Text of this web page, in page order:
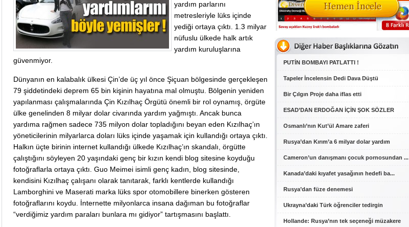
yardım parlarını
metresleriyle lüks içinde
yediği ortaya çıktı. 1.3 milyar
nüfuslu ülkede halk artık
yardım kuruluşlarına
güvenmiyor.
Dünyanın en kalabalık ülkesi Çin’de üç yıl önce Şiçuan bölgesinde gerçekleşen
79 şiddetindeki deprem 65 bin kişinin hayatına mal olmuştu. Bölgenin yeniden
yapılanması çalışmalarında Çin Kızılhaç Örgütü önemli bir rol oynamış, örgüte
ülke genelinden 8 milyar dolar civarında yardım yağmıştı. Ancak bunca
yardıma rağmen sadece 735 milyon dolar topladığını beyan eden Kızılhaç’ın
yöneticilerinin milyarlarca doları lüks içinde yaşamak için kullandığı ortaya çıktı.
Halkın üçte birinin internet kullandığı ülkede Kızılhaç’ın skandalı, örgütte
çalıştığını söyleyen 20 yaşındaki genç bir kızın kendi blog sitesine koyduğu
fotoğraflarla ortaya çıktı. Guo Meimei isimli genç kadın, blog sitesinde,
kendisini Kızılhaç çalışanı olarak tanıtarak, farklı kentlerde kullandığı
Lamborghini ve Maserati marka lüks spor otomobillere binerken gösteren
fotoğraflarını koydu. İnternette milyonlarca insana dağıman bu fotoğraflar
“verdiğimiz yardım paraları bunlara mı gidiyor” tartışmasını başlattı.
PUTİN BOMBAYI PATLATTI !
Tapeler İncelensin Dedi Dava Düştü
Bir Çılgın Proje daha iflas etti
ESAD’DAN ERDOĞAN İÇİN ŞOK SÖZLER
Osmanlı’nın Kut’ül Amare zaferi
Rusya’dan Kırım’a 6 milyar dolar yardım
Cameron’un danışmanı çocuk pornosundan ...
Kanada’daki kıyafet yasağının hedefi ba...
Rusya’dan füze denemesi
Ukrayna’daki Türk öğrenciler tedirgin
Hollande: Rusya’nın tek seçeneği müzakere